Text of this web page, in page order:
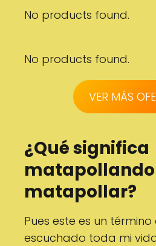
No products found.
No products found.
VER MÁS
¿Qué significa
matapollando
matapollar?
Pues este es un término
escuchado toda mi